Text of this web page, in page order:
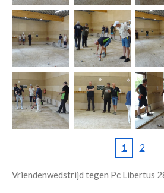
1 2
Vriendenwedstrijd tegen Pc Libertus